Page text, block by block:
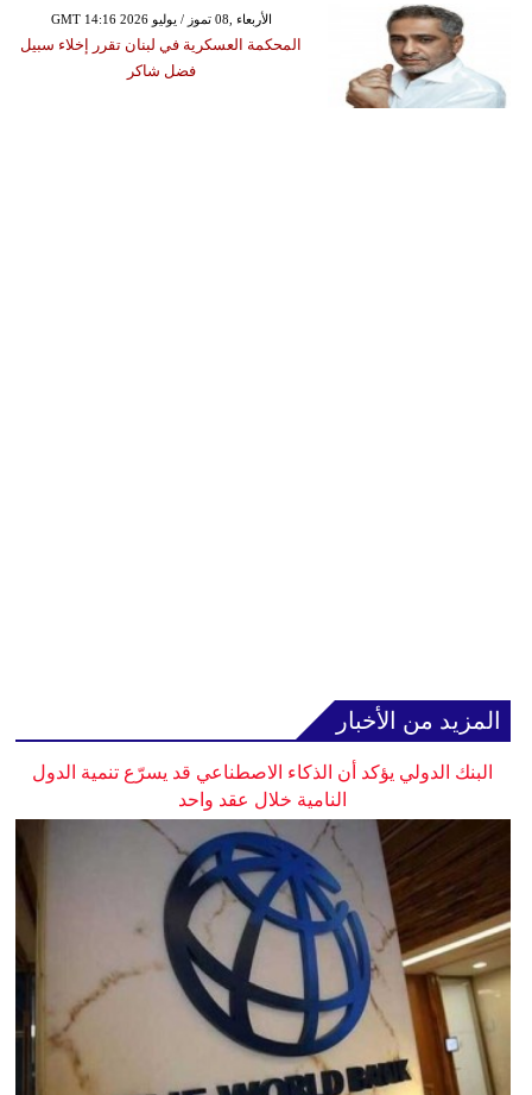
GMT 14:16 2026 الأربعاء ,08 تموز / يوليو
المحكمة العسكرية في لبنان تقرر إخلاء سبيل
فضل شاكر
المزيد من الأخبار
البنك الدولي يؤكد أن الذكاء الاصطناعي قد يسرّع تنمية الدول
النامية خلال عقد واحد